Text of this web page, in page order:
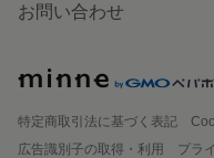
お問い合わせ
特定商取引法に基づく表記
広告識別子の取得・利用
プラ